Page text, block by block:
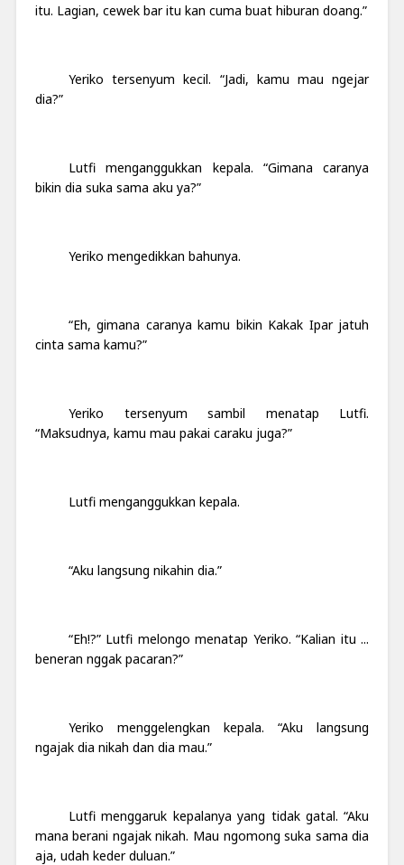
itu. Lagian, cewek bar itu kan cuma buat hiburan doang.”
Yeriko tersenyum kecil. “Jadi, kamu mau ngejar
dia?”
Lutfi menganggukkan kepala. “Gimana caranya
bikin dia suka sama aku ya?”
Yeriko mengedikkan bahunya.
“Eh, gimana caranya kamu bikin Kakak Ipar jatuh
cinta sama kamu?”
Yeriko tersenyum sambil menatap Lutfi.
“Maksudnya, kamu mau pakai caraku juga?”
Lutfi menganggukkan kepala.
“Aku langsung nikahin dia.”
“Eh!?” Lutfi melongo menatap Yeriko. “Kalian itu ...
beneran nggak pacaran?”
Yeriko menggelengkan kepala. “Aku langsung
ngajak dia nikah dan dia mau.”
Lutfi menggaruk kepalanya yang tidak gatal. “Aku
mana berani ngajak nikah. Mau ngomong suka sama dia
aja, udah keder duluan.”